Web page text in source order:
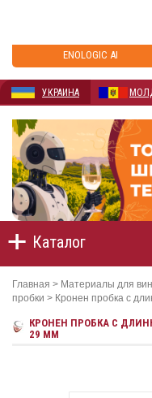
ENOLOGIC AI
УКРАИНА
Каталог
Главная > Материалы для
пробки > Кронен пробка с
КРОНЕН ПРОБКА С
29 ММ